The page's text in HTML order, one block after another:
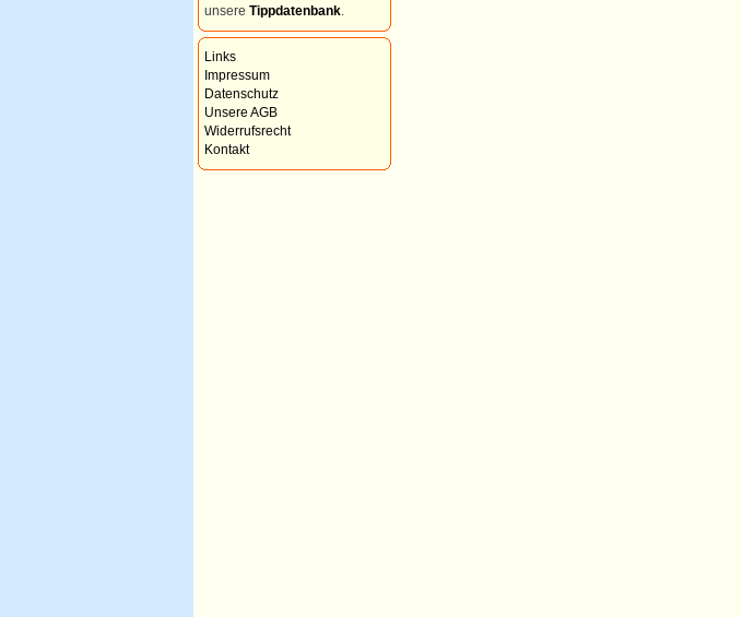
unsere Tippdatenbank
Links
Impressum
Datenschutz
Unsere AGB
Widerrufsrecht
Kontakt